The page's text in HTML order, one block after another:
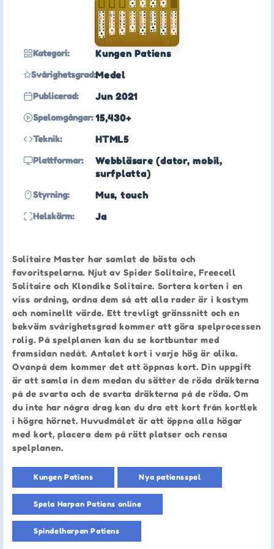
Kategori: Kungen Patiens
Svårighetsgrad:Medel
Publicerad: Jun 2021
Spelomgångar: 15,430+
Teknik: HTML5
Plattformar:
Webbläsare (dator, mobil,
surfplatta)
Styrning: Mus, touch
Helskärm: Ja
Solitaire Master har samlat de bästa och
favoritspelarna. Njut av Spider Solitaire, Freecell
Solitaire och Klondike Solitaire. Sortera korten i en
viss ordning, ordna dem så att alla rader är i kostym
och nominellt värde. Ett trevligt gränssnitt och en
bekväm svårighetsgrad kommer att göra spelprocessen
rolig. På spelplanen kan du se kortbuntar med
framsidan nedåt. Antalet kort i varje hög är olika.
Ovanpå dem kommer det att öppnas kort. Din uppgift
är att samla in dem medan du sätter de röda dräkterna
på de svarta och de svarta dräkterna på de röda. Om
du inte har några drag kan du dra ett kort från kortlek
i högra hörnet. Huvudmålet är att öppna alla högar
med kort, placera dem på rätt platser och rensa
spelplanen.
Kungen Patiens Nya patiensspel
Spela Harpan Patiens online
Spindelharpan Patiens